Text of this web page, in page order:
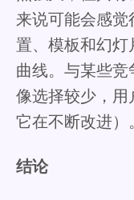
来说可能会感
置、模板和幻灯
曲线。与某些
像选择较少，用
它在不断改进）。
结论